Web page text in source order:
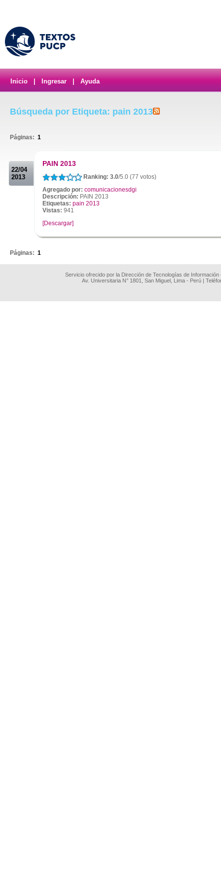
Inicio Ingresar Ayuda
Búsqueda por Etiqueta: pain 2013
Páginas: 1
22/04
2013
PAIN 2013
Ranking: 3.0/5.0 (77 votos)
Agregado por: comunicacionesdgi
Descripción: PAIN 2013
Etiquetas: pain 2013
Vistas: 941
[Descargar]
Páginas: 1
Servicio ofrecido por la Dirección de Tecnologías de
Av. Universitaria N° 1801, San Miguel, Lima - Perú |